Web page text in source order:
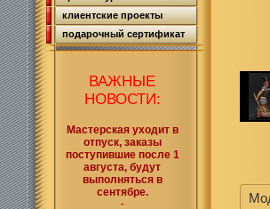
клиентские проекты
подарочный сертификат
ВАЖНЫЕ
НОВОСТИ:
Мастерская уходит в
отпуск, заказы
поступившие после 1
августа, будут
выполняться в
сентябре.
-